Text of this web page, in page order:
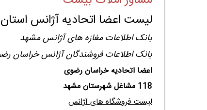
لیست اعضا اتحادیه آژانس
بانک اطلاعات مغازه های آژانس مشهد
بانک اطلاعات فروشندگان آژانس خراسان
اعضا اتحادیه خراسان رضوی
118 مشاغل شهرستان مشهد
لیست فروشگاه های آژانس